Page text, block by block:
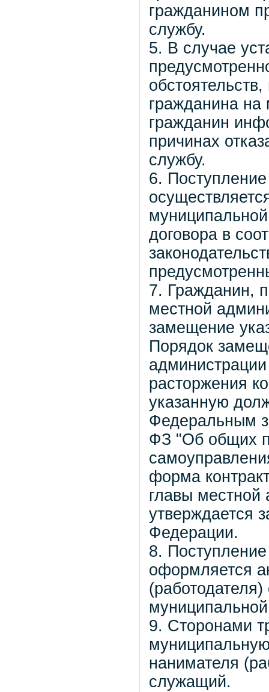
гражданином
службу.
5. В случае
гражданина на
гражданин
причинах
службу.
6.
договора в
7. Гражданин,
местной
замещение
Порядок
расторжения
указанную
Федеральным
ФЗ "Об общих
форма
главы местной
утверждается
Федерации.
8.
оформляется
9. Сторонами
нанимателя
служащий.